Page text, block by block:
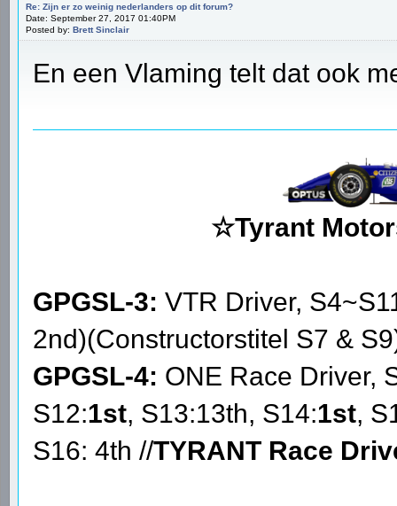
Re: Zijn er zo weinig nederlanders op dit forum?
Date: September 27, 2017 01:40PM
Posted by: Brett Sinclair
En een Vlaming telt dat ook
☆Tyrant
GPGSL-3: VTR Driver,
2nd)(Constructorstitel S7 &
GPGSL-4: ONE Race Driver,
S12:1st, S13:13th, S14:1st,
S16: 4th //TYRANT Race